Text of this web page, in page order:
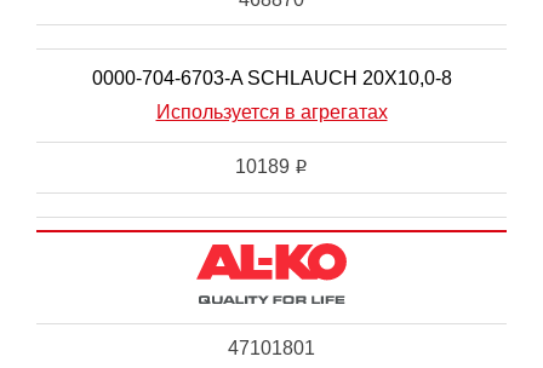
0000-704-6703-A SCHLAUCH 20X10,0-8
Используется в агрегатах
10189 i
47101801